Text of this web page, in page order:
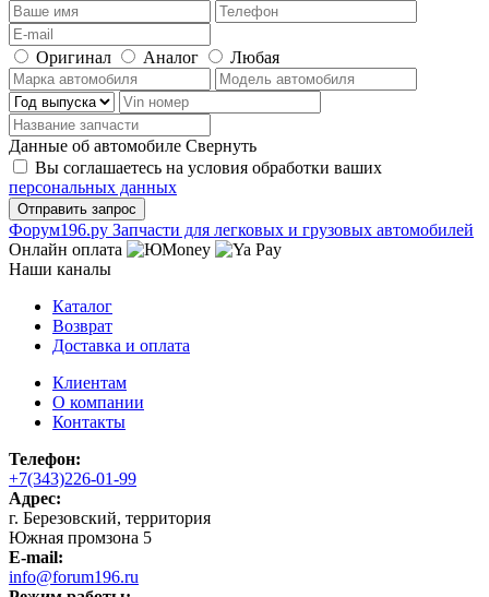
Оригинал Аналог Любая
Данные об автомобиле Свернуть
Вы соглашаетесь на условия обработки ваших
персональных данных
Фoрум196.ру Запчасти для легковых и грузовых автомобилей
Онлайн оплата
Наши каналы
Каталог
Возврат
Доставка и оплата
Клиентам
О компании
Контакты
Телефон:
+7(343)226-01-99
Адрес:
г. Березовский, территория
Южная промзона 5
E-mail:
info@forum196.ru